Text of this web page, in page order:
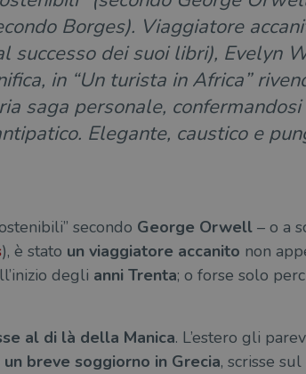
Borges). Viaggiatore
successo dei suoi libri), Evelyn
in “Un turista in Africa”
saga personale,
Elegante, caustico e
secondo George Orwell– o a
), è stato un viaggiatore accanito non
degli anni Trenta; o forse solo
al di là della Manica. L’estero gli
un breve soggiorno in Grecia, scrisse